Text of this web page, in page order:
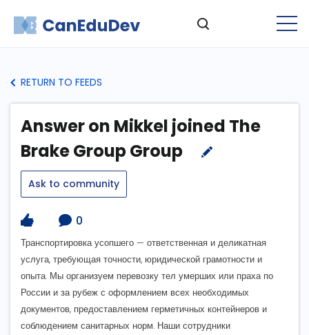
RETURN TO FEEDS
Answer on Mikkel joined The
Brake Group Group
Ask to community
0
Транспортировка усопшего — ответственная и деликатная
услуга, требующая точности, юридической грамотности и
опыта. Мы организуем перевозку тел умерших или праха по
России и за рубеж с оформлением всех необходимых
документов, предоставлением герметичных контейнеров и
соблюдением санитарных норм. Наши сотрудники